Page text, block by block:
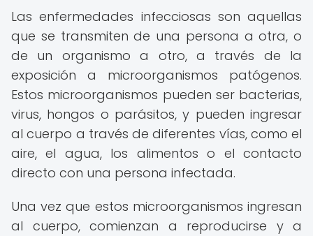
Las enfermedades infecciosas son aquellas
que se transmiten de una persona a otra, o
de un organismo a otro, a través de la
exposición a microorganismos patógenos.
Estos microorganismos pueden ser bacterias,
virus, hongos o parásitos, y pueden ingresar
al cuerpo a través de diferentes vías, como el
aire, el agua, los alimentos o el contacto
directo con una persona infectada.
Una vez que estos microorganismos ingresan
al cuerpo, comienzan a reproducirse y a